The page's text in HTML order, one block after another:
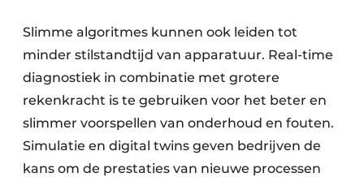
Slimme algoritmes kunnen ook leiden tot
minder stilstandtijd van apparatuur. Real-time
diagnostiek in combinatie met grotere
rekenkracht is te gebruiken voor het beter en
slimmer voorspellen van onderhoud en fouten.
Simulatie en digital twins geven bedrijven de
kans om de prestaties van nieuwe processen